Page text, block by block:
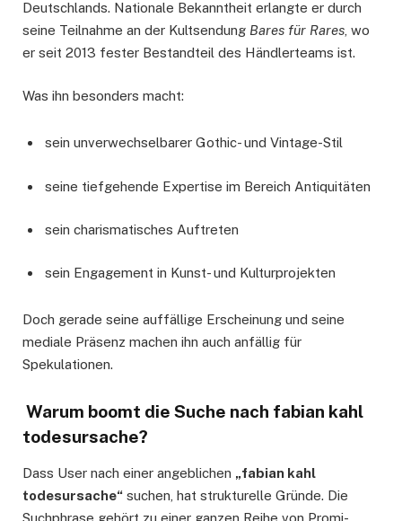
Deutschlands. Nationale Bekanntheit erlangte er durch
seine Teilnahme an der Kultsendung Bares für Rares , wo
er seit 2013 fester Bestandteil des Händlerteams ist.
Was ihn besonders macht:
sein unverwechselbarer Gothic- und Vintage-Stil
seine tiefgehende Expertise im Bereich Antiquitäten
sein charismatisches Auftreten
sein Engagement in Kunst- und Kulturprojekten
Doch gerade seine auffällige Erscheinung und seine
mediale Präsenz machen ihn auch anfällig für
Spekulationen.
Warum boomt die Suche nach fabian kahl
todesursache?
Dass User nach einer angeblichen „fabian kahl
todesursache“ suchen, hat strukturelle Gründe. Die